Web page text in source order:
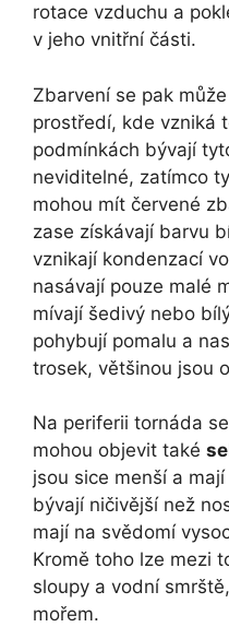
rotace vzduchu a
v jeho vnitřní části.
Zbarvení se pak
prostředí, kde vzniká
podmínkách bývají
neviditelné, zatímco
mohou mít červené
zase získávají barvu
vznikají kondenzací
nasávají pouze malé
mívají šedivý nebo
pohybují pomalu a
trosek, většinou jsou
Na periferii tornáda
mohou objevit také
jsou sice menší a
bývají ničivější než
mají na svědomí
Kromě toho lze mezi
sloupy a vodní
mořem.